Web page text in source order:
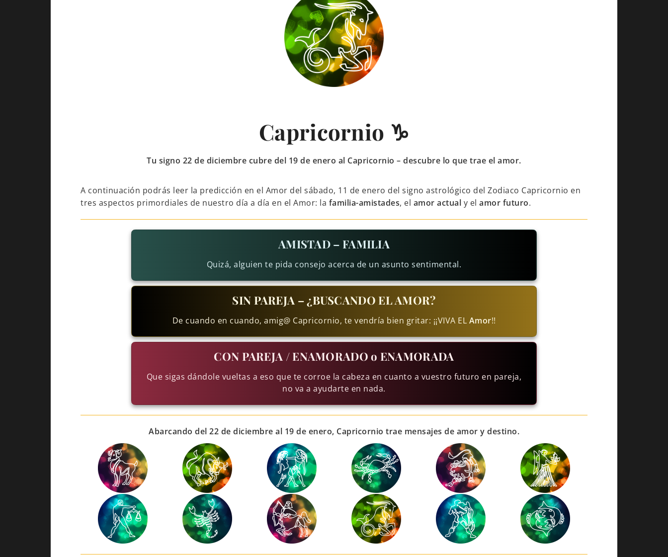
Capricornio ♑
Tu signo 22 de diciembre cubre del 19 de enero al Capricornio – descubre lo que trae el amor.
A continuación podrás leer la predicción en el Amor del sábado, 11 de enero del signo astrológico del Zodiaco Capricornio en
tres aspectos primordiales de nuestro día a día en el Amor: la familia-amistades, el amor actual y el amor futuro.
AMISTAD – FAMILIA
Quizá, alguien te pida consejo acerca de un asunto sentimental.
SIN PAREJA – ¿BUSCANDO EL AMOR?
De cuando en cuando, amig@ Capricornio, te vendría bien gritar: ¡¡VIVA EL Amor!!
CON PAREJA / ENAMORADO o ENAMORADA
Que sigas dándole vueltas a eso que te corroe la cabeza en cuanto a vuestro futuro en pareja,
no va a ayudarte en nada.
Abarcando del 22 de diciembre al 19 de enero, Capricornio trae mensajes de amor y destino.